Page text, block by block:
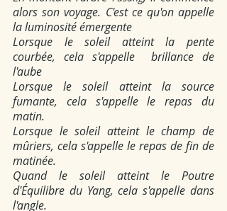
alors son voyage. C'est ce qu'on appelle
la luminosité émergente
Lorsque le soleil atteint la pente
courbée, cela s'appelle  brillance de
l'aube
Lorsque le soleil atteint la source
fumante, cela s'appelle le repas du
matin.
Lorsque le soleil atteint le champ de
mûriers, cela s'appelle le repas de fin de
matinée.
Quand le soleil atteint le Poutre
d'Équilibre du Yang, cela s'appelle dans
l'angle.